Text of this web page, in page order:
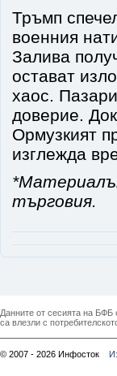
Тръмп
военния
Залива
остават
хаос.
доверие.
Ормузкият
изглежда
търговия.
Данните от сесията на БФБ
са влезли с
© 2007 - 2026 Инфосток